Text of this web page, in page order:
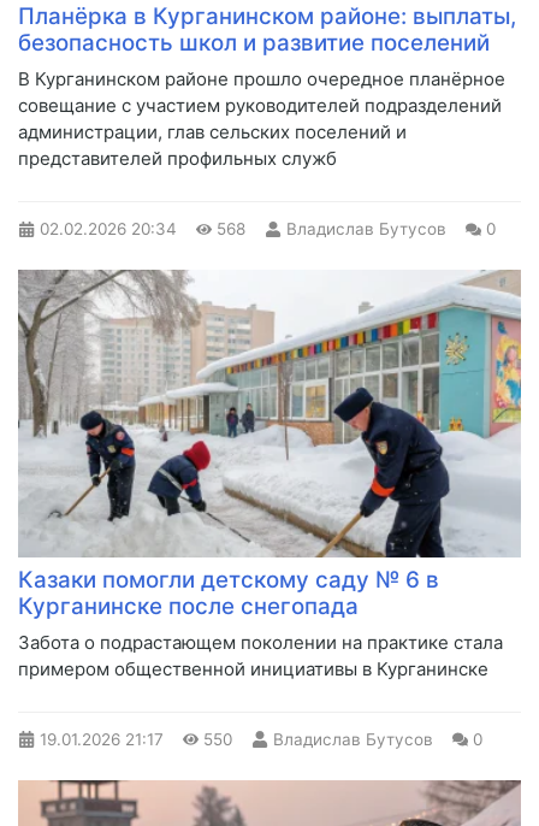
Планёрка в Курганинском районе: выплаты,
безопасность школ и развитие поселений
В Курганинском районе прошло очередное планёрное
совещание с участием руководителей подразделений
администрации, глав сельских поселений и
представителей профильных служб
02.02.2026 20:34 568 Владислав Бутусов 0
Казаки помогли детскому саду № 6 в
Курганинске после снегопада
Забота о подрастающем поколении на практике стала
примером общественной инициативы в Курганинске
19.01.2026 21:17 550 Владислав Бутусов 0